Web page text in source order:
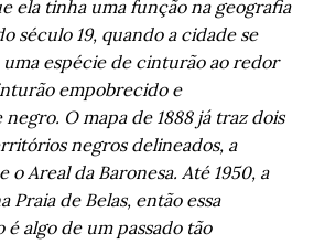
ela tinha uma função na geografia
século 19, quando a cidade se
espécie de cinturão ao redor
empobrecido e
O mapa de 1888 já traz dois
negros delineados, a
o Areal da Baronesa. Até 1950, a
Praia de Belas, então essa
algo de um passado tão